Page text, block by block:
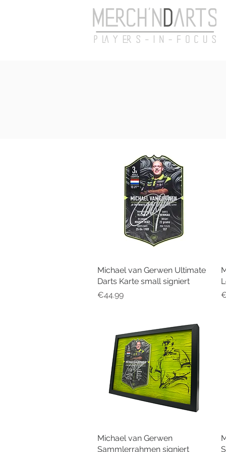
Quick View
Michael van Gerwen Ultimate
Darts Karte small signiert
Price
€44.99
Quick View
Michael van Gerwen
Sammlerrahmen signiert